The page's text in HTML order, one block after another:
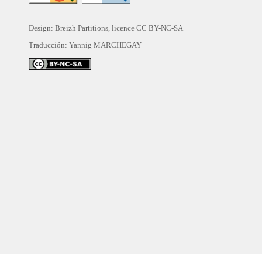
Design: Breizh Partitions, licence CC BY-NC-SA
Traducción: Yannig MARCHEGAY